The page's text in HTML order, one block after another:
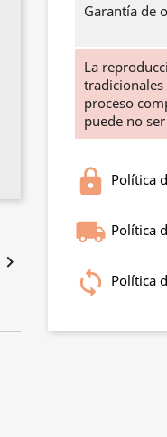

Garantía de
La
proceso
puede no
Política
Política
Política